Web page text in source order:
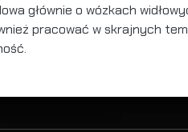
głównie o wózkach
pracować w skrajnych